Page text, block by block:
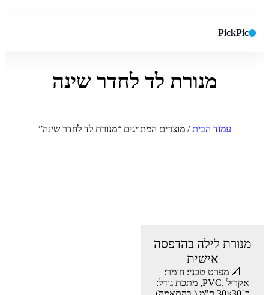
PickPic
חיפוש באתר
חפש
מנורת לד לחדר שינה
עמוד הבית/ מוצרים המתויגים “מנורת לד לחדר שינה”
מנורת לילה בהדפסה
אישית
📐 מפרט טכני: חומר:
אקריל ,PVC, מתכת גודל: